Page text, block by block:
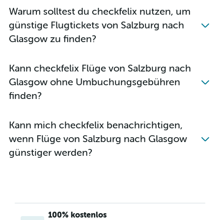
Warum solltest du checkfelix nutzen, um
günstige Flugtickets von Salzburg nach
Glasgow zu finden?
Kann checkfelix Flüge von Salzburg nach
Glasgow ohne Umbuchungsgebühren
finden?
Kann mich checkfelix benachrichtigen,
wenn Flüge von Salzburg nach Glasgow
günstiger werden?
100% kostenlos